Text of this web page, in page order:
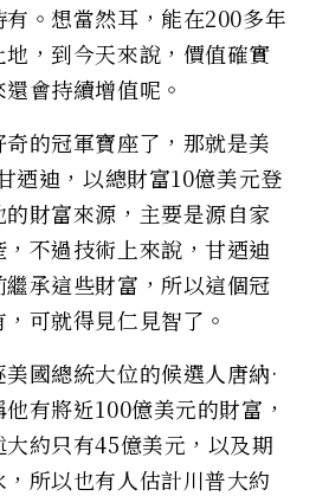
。想當然耳，能在200多年
，到今天來說，價值確實
會持續增值呢。
的冠軍寶座了，那就是美
迺迪，以總財富10億美元登
的財富來源，主要是源自家
不過技術上來說，甘迺迪
承這些財富，所以這個冠
可就得見仁見智了。
國總統大位的候選人唐納·
有將近100億美元的財富，
約只有45億美元，以及期
所以也有人估計川普大約